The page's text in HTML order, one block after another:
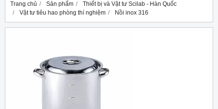
Trang chủ Sản phẩm
Thiết bị và Vật tư Scilab - Hàn Quốc
Vật tư tiêu hao phòng thí nghiệm
Nồi inox 316